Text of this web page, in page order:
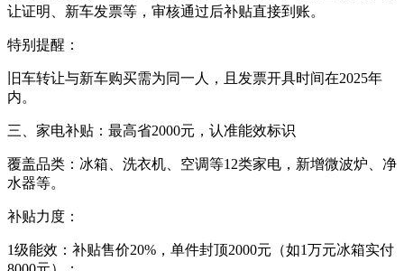
让证明、新车发票等，审核通过后补贴直接到账。
特别提醒：
旧车转让与新车购买需为同一人，且发票开具时间在2025年
内。
三、家电补贴：最高省2000元，认准能效标识
覆盖品类：冰箱、洗衣机、空调等12类家电，新增微波炉、净
水器等。
补贴力度：
1级能效：补贴售价20%，单件封顶2000元（如1万元冰箱实付